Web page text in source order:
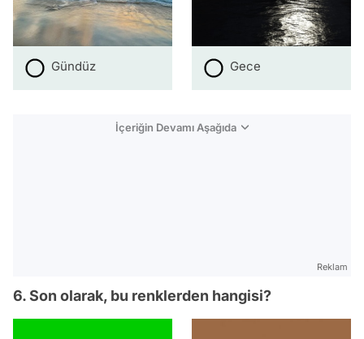
Gündüz Gece
İçeriğin Devamı Aşağıda
Reklam
6. Son olarak, bu renklerden hangisi?